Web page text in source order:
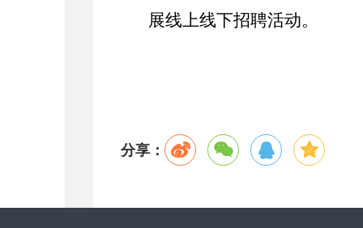
展线上线下招聘活动。
分享：